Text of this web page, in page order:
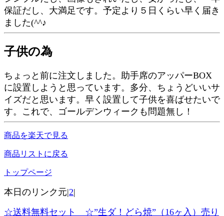
保証だし、大満足です。予定より５日くらい早く届き
ました(^^♪
子供の為
ちょっと前に注文しました。助手席のアッパーBOX
に設置しようと思っています。多分、ちょうどいいサ
イズだと思います。早く設置して子供を喜ばせたいで
す。これで、ゴールデンウィークも問題無し！
商品を楽天で見る
商品リストに戻る
トップページ
本日のリンク元|2|
☆送料無料セット ☆”生ダ！どら焼”（16ヶ入）売り